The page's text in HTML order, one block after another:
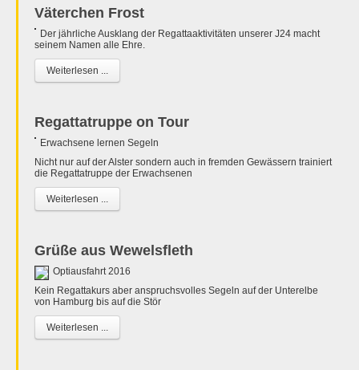
Väterchen Frost
Der jährliche Ausklang der Regattaaktivitäten unserer J24 macht
seinem Namen alle Ehre.
Weiterlesen ...
Regattatruppe on Tour
Erwachsene lernen Segeln
Nicht nur auf der Alster sondern auch in fremden Gewässern trainiert
die Regattatruppe der Erwachsenen
Weiterlesen ...
Grüße aus Wewelsfleth
Optiausfahrt 2016
Kein Regattakurs aber anspruchsvolles Segeln auf der Unterelbe
von Hamburg bis auf die Stör
Weiterlesen ...